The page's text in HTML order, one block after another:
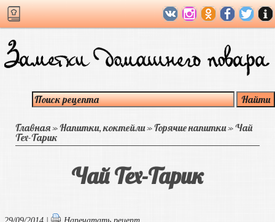
Главная»Напитки, коктейли»Горячие напитки»Чай
Тех-Тарик
Чай Тех-Тарик